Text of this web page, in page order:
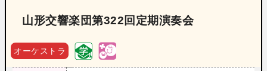
山形交響楽団第322回定期演奏会
オーケストラ